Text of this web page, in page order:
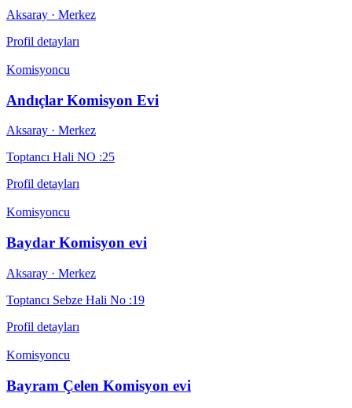
Aksaray · Merkez
Profil detayları
Komisyoncu
Andıçlar Komisyon Evi
Aksaray · Merkez
Toptancı Hali NO :25
Profil detayları
Komisyoncu
Baydar Komisyon evi
Aksaray · Merkez
Toptancı Sebze Hali No :19
Profil detayları
Komisyoncu
Bayram Çelen Komisyon evi